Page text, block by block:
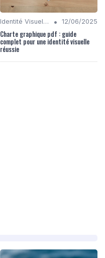
Identité Visuelle et Branding • 12/06/2025
Charte graphique pdf : guide
complet pour une identité visuelle
réussie